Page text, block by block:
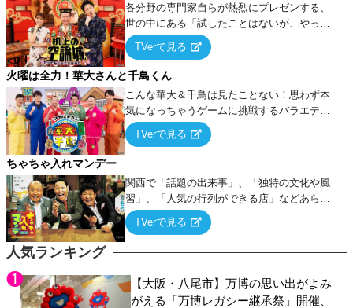
人気ランキング
【大阪・八尾市】万博の思い出がよみ
がえる「万博レガシー継承祭」開催、
各分野の専門家自らが熱烈にプレゼンする、
世の中にある「試したことはないが、やって
みたらこうなる！…ハズ」という“机上の空
論”に若手芸人らがカラダを張って挑む！
TVerで見る
火曜は全力！華大さんと千鳥くん
こんな華大＆千鳥は見たことない！思わず本
気になっちゃうゲームに挑戦するバラエティ
ー！
TVerで見る
ちゃちゃ入れマンデー
関西で「話題の出来事」、「独特の文化や風
習」、「人気の行列ができる店」などあらゆ
るテーマについて好き放題にちゃちゃを入れ
ていく関西色を前面に押し出したトークバラ
TVerで見る